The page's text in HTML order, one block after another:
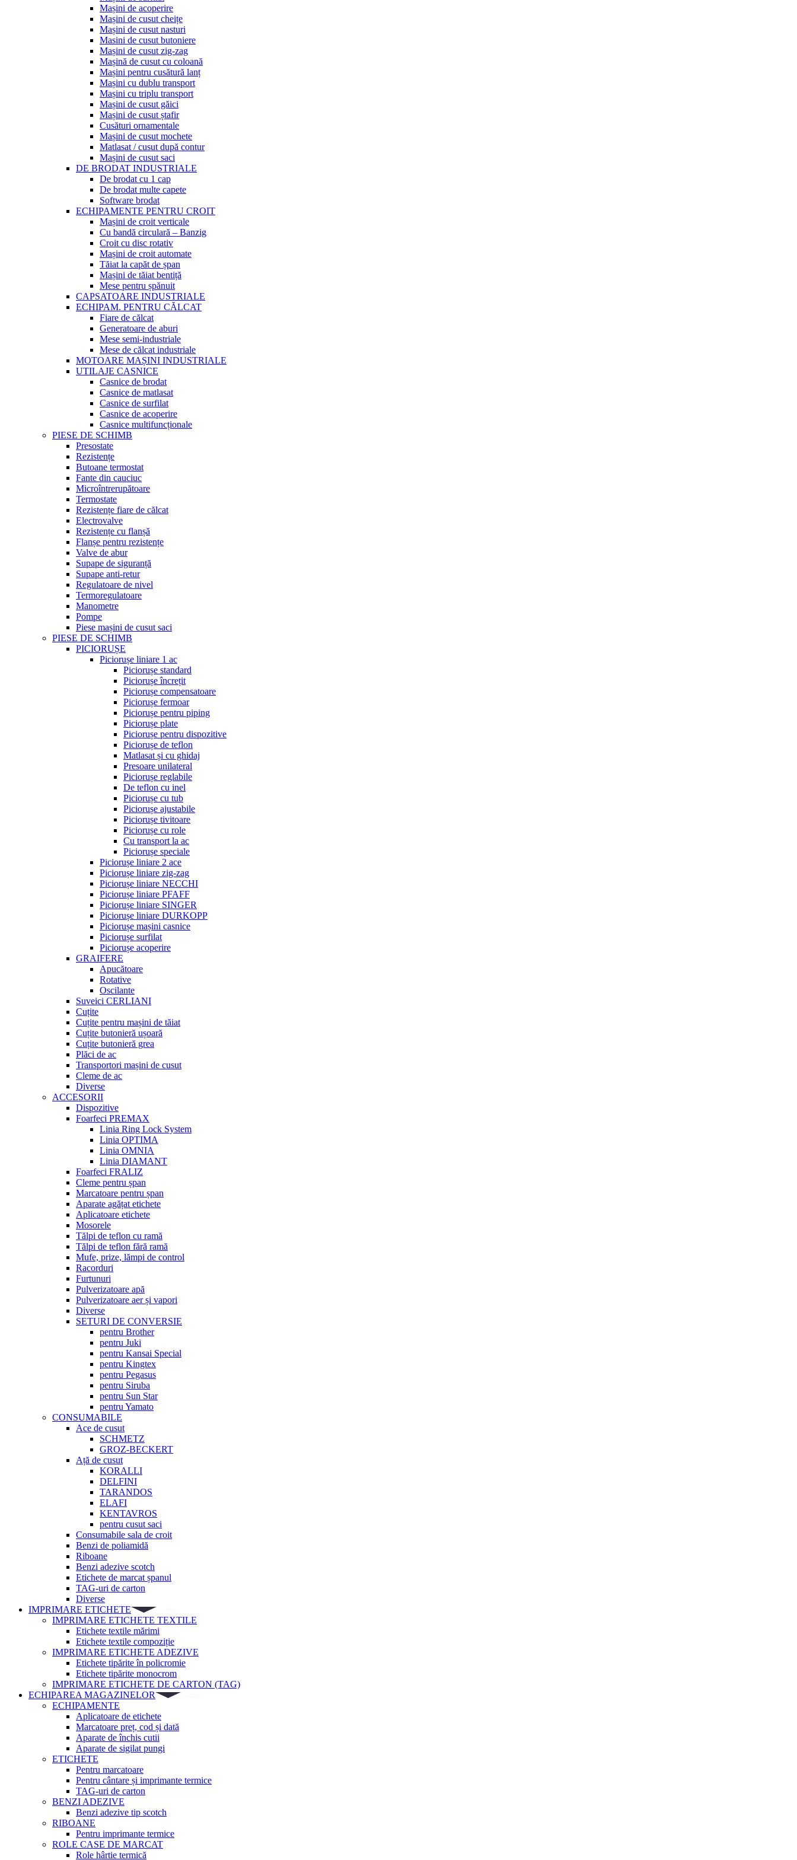
Mașini de acoperire
Mașini de cusut cheițe
Mașini de cusut nasturi
Masini de cusut butoniere
Mașini de cusut zig-zag
Mașină de cusut cu coloană
Mașini pentru cusătură lanț
Mașini cu dublu transport
Mașini cu triplu transport
Mașini de cusut găici
Mașini de cusut ștafir
Cusături ornamentale
Mașini de cusut mochete
Matlasat / cusut după contur
Mașini de cusut saci
DE BRODAT INDUSTRIALE
De brodat cu 1 cap
De brodat multe capete
Software brodat
ECHIPAMENTE PENTRU CROIT
Mașini de croit verticale
Cu bandă circulară – Banzig
Croit cu disc rotativ
Mașini de croit automate
Tăiat la capăt de șpan
Mașini de tăiat bentiță
Mese pentru șpănuit
CAPSATOARE INDUSTRIALE
ECHIPAM. PENTRU CĂLCAT
Fiare de călcat
Generatoare de aburi
Mese semi-industriale
Mese de călcat industriale
MOTOARE MAȘINI INDUSTRIALE
UTILAJE CASNICE
Casnice de brodat
Casnice de matlasat
Casnice de surfilat
Casnice de acoperire
Casnice multifuncționale
PIESE DE SCHIMB
Presostate
Rezistențe
Butoane termostat
Fante din cauciuc
Microîntrerupătoare
Termostate
Rezistențe fiare de călcat
Electrovalve
Rezistențe cu flanșă
Flanșe pentru rezistențe
Valve de abur
Supape de siguranță
Supape anti-retur
Regulatoare de nivel
Termoregulatoare
Manometre
Pompe
Piese mașini de cusut saci
PIESE DE SCHIMB
PICIORUȘE
Piciorușe liniare 1 ac
Piciorușe standard
Piciorușe încrețit
Piciorușe compensatoare
Piciorușe fermoar
Piciorușe pentru piping
Piciorușe plate
Piciorușe pentru dispozitive
Piciorușe de teflon
Matlasat și cu ghidaj
Presoare unilateral
Piciorușe reglabile
De teflon cu inel
Piciorușe cu tub
Piciorușe ajustabile
Piciorușe tivitoare
Piciorușe cu role
Cu transport la ac
Piciorușe speciale
Piciorușe liniare 2 ace
Piciorușe liniare zig-zag
Piciorușe liniare NECCHI
Piciorușe liniare PFAFF
Piciorușe liniare SINGER
Piciorușe liniare DURKOPP
Piciorușe mașini casnice
Piciorușe surfilat
Piciorușe acoperire
GRAIFERE
Apucătoare
Rotative
Oscilante
Suveici CERLIANI
Cuțite
Cuțite pentru mașini de tăiat
Cuțite butonieră ușoară
Cuțite butonieră grea
Plăci de ac
Transportori mașini de cusut
Cleme de ac
Diverse
ACCESORII
Dispozitive
Foarfeci PREMAX
Linia Ring Lock System
Linia OPTIMA
Linia OMNIA
Linia DIAMANT
Foarfeci FRALIZ
Cleme pentru șpan
Marcatoare pentru șpan
Aparate agățat etichete
Aplicatoare etichete
Mosorele
Tălpi de teflon cu ramă
Tălpi de teflon fără ramă
Mufe, prize, lămpi de control
Racorduri
Furtunuri
Pulverizatoare apă
Pulverizatoare aer și vapori
Diverse
SETURI DE CONVERSIE
pentru Brother
pentru Juki
pentru Kansai Special
pentru Kingtex
pentru Pegasus
pentru Siruba
pentru Sun Star
pentru Yamato
CONSUMABILE
Ace de cusut
SCHMETZ
GROZ-BECKERT
Ață de cusut
KORALLI
DELFINI
TARANDOS
ELAFI
KENTAVROS
pentru cusut saci
Consumabile sala de croit
Benzi de poliamidă
Riboane
Benzi adezive scotch
Etichete de marcat șpanul
TAG-uri de carton
Diverse
IMPRIMARE ETICHETE
IMPRIMARE ETICHETE TEXTILE
Etichete textile mărimi
Etichete textile compoziție
IMPRIMARE ETICHETE ADEZIVE
Etichete tipărite în policromie
Etichete tipărite monocrom
IMPRIMARE ETICHETE DE CARTON (TAG)
ECHIPAREA MAGAZINELOR
ECHIPAMENTE
Aplicatoare de etichete
Marcatoare preț, cod și dată
Aparate de închis cutii
Aparate de sigilat pungi
ETICHETE
Pentru marcatoare
Pentru cântare și imprimante termice
TAG-uri de carton
BENZI ADEZIVE
Benzi adezive tip scotch
RIBOANE
Pentru imprimante termice
ROLE CASE DE MARCAT
Role hârtie termică